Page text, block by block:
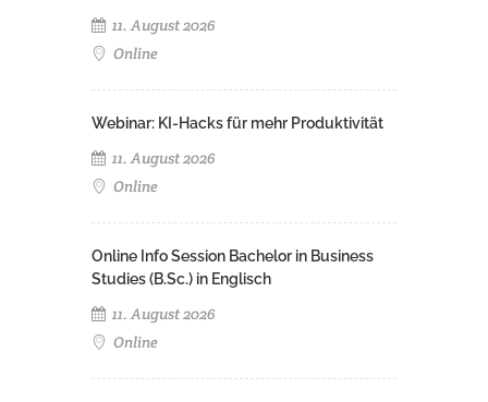
11. August 2026
Online
Webinar: KI-Hacks für mehr Produktivität
11. August 2026
Online
Online Info Session Bachelor in Business
Studies (B.Sc.) in Englisch
11. August 2026
Online